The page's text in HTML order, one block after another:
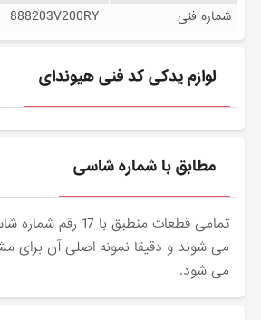
شماره فنی 888203V200RY
لوازم یدکی کد فنی هیوندای
مطابق با شماره شاسی
تمامی قطعات منطبق با
می شوند و دقیقا نمونه اصلی آن برای
می شود.